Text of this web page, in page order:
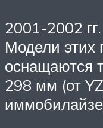
2001-2002
Модели этих
оснащаются
298 мм (от